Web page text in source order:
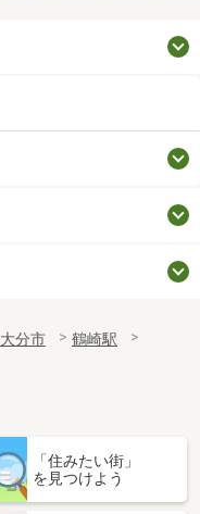
大分市
鶴崎駅
「住みたい街」
を見つけよう